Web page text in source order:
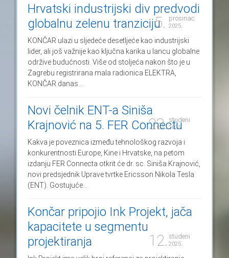
5. prosinac
2025.
Hrvatski industrijski div predvodi
globalnu zelenu tranziciju
KONČAR ulazi u sljedeće desetljeće kao industrijski
lider, ali još važnije kao ključna karika u lancu globalne
održive budućnosti. Više od stoljeća nakon što je u
Zagrebu registrirana mala radionica ELEKTRA,
KONČAR danas...
23.studeni
2025.
Novi čelnik ENT-a Siniša
Krajnović na 5. FER Connectu
Kakva je poveznica između tehnološkog razvoja i
konkurentnosti Europe, Kine i Hrvatske, na petom
izdanju FER Connecta otkrit će dr. sc. Siniša Krajnović,
novi predsjednik Uprave tvrtke Ericsson Nikola Tesla
(ENT). Gostujuće...
12. studeni
2025.
Končar pripojio Ink Projekt, jača
kapacitete u segmentu
projektiranja